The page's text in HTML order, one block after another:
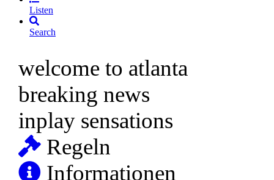
Listen
Search
welcome to atlanta
breaking news
inplay sensations
Regeln
Informationen